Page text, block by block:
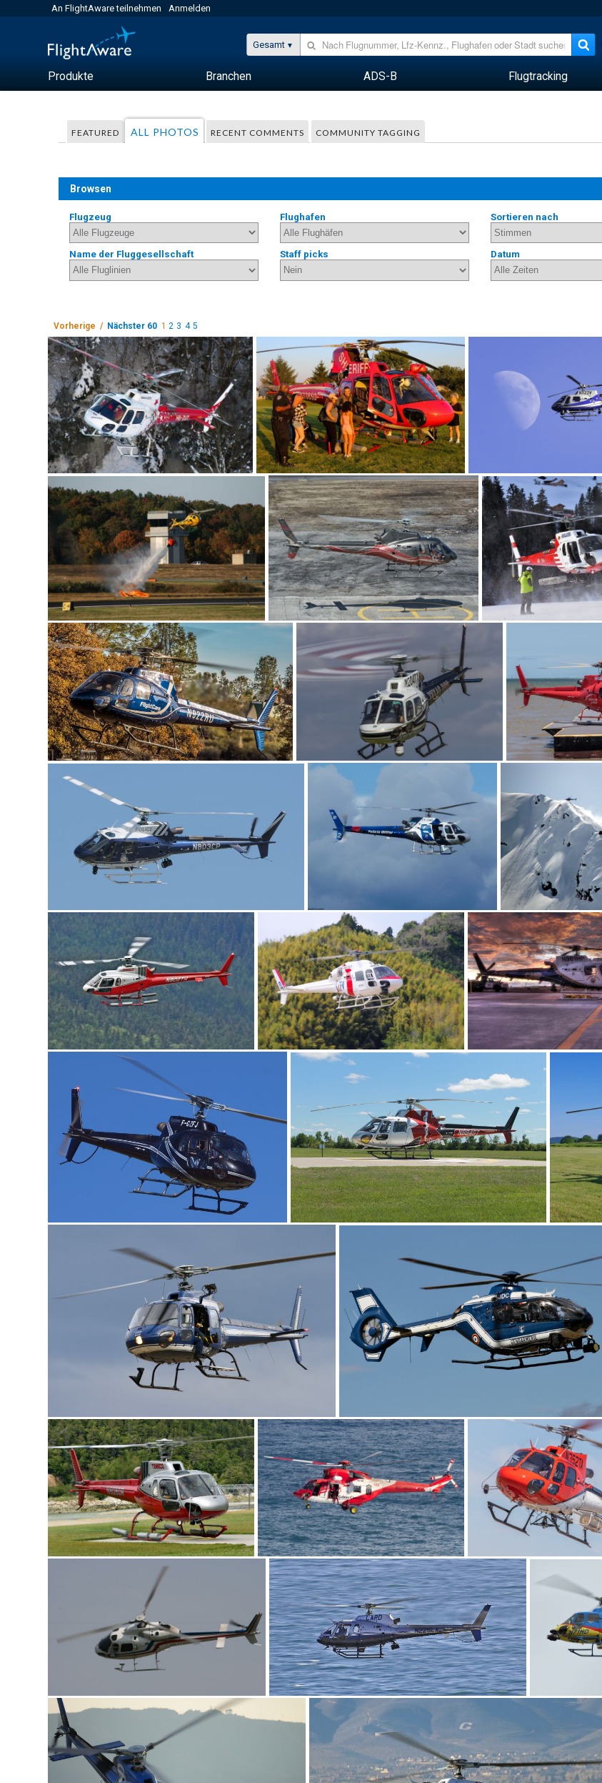
An FlightAware teilnehmen Anmelden
Gesamt
Produkte Branchen ADS-B Flugtracking
FEATURED ALL PHOTOS RECENT COMMENTS COMMUNITY TAGGING
Browsen
Flugzeug Flughafen Sortieren nach
Name der Fluggesellschaft Staff picks Datum
Vorherige / Nächster 60 1 2 3 4 5